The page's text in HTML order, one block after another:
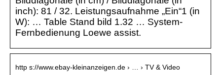
inch): 81 / 32. Leistungsaufnahme „Ein“1 (in
W): … Table Stand bild 1.32 … System-
Fernbedienung Loewe assist.
http s://www.ebay-kleinanzeigen.de › … › TV & Video